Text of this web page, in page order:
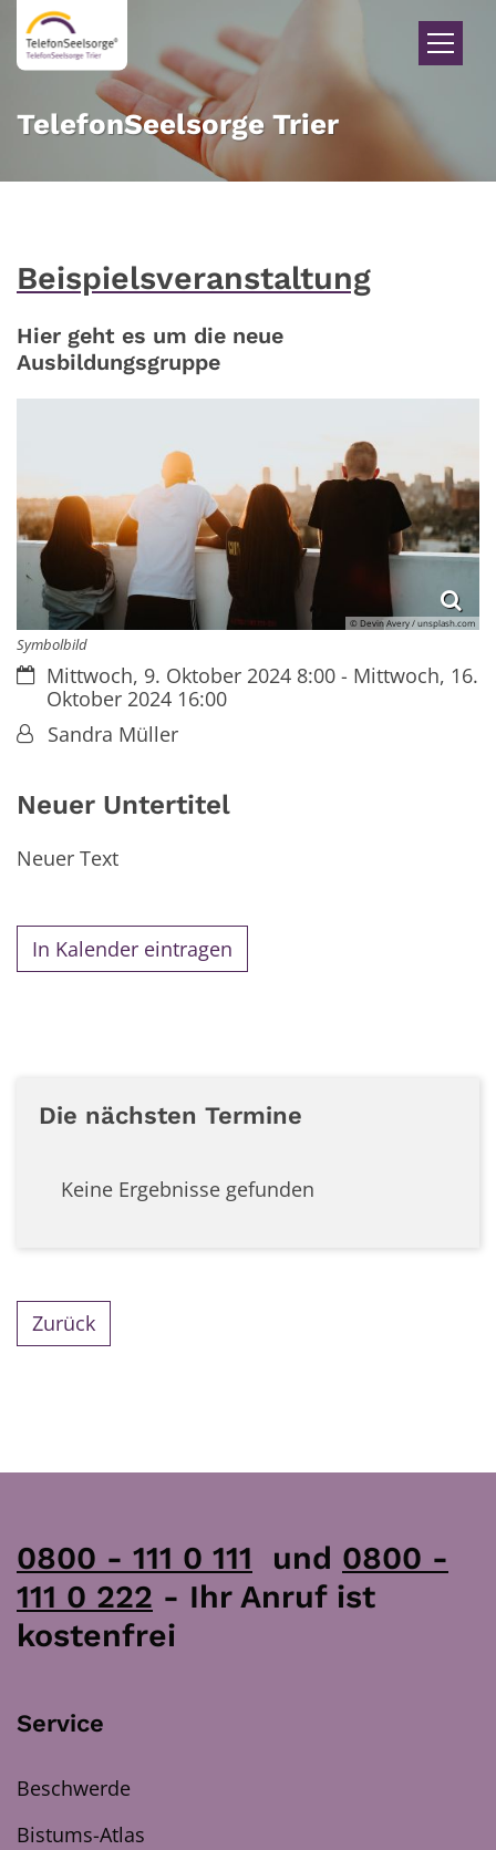
Zum Inhalt springen
TelefonSeelsorge Trier
Beispielsveranstaltung
Hier geht es um die neue
Ausbildungsgruppe
© Devin Avery / unsplash.com
Symbolbild
Datum:
Mittwoch, 9. Oktober 2024 8:00 - Mittwoch, 16.
Oktober 2024 16:00
Von:Sandra Müller
Neuer Untertitel
Neuer Text
In Kalender eintragen
Die nächsten Termine
Keine Ergebnisse gefunden
Zurück
0800 - 111 0 111 und 0800 -
111 0 222 - Ihr Anruf ist
kostenfrei
Service
Beschwerde
Bistums-Atlas